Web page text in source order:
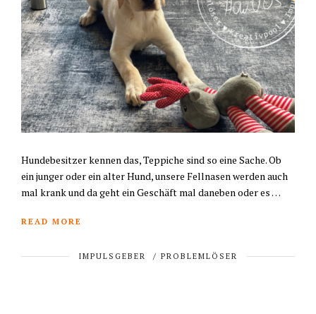
Hundebesitzer kennen das, Teppiche sind so eine Sache. Ob
ein junger oder ein alter Hund, unsere Fellnasen werden auch
mal krank und da geht ein Geschäft mal daneben oder es …
READ MORE
IMPULSGEBER / PROBLEMLÖSER